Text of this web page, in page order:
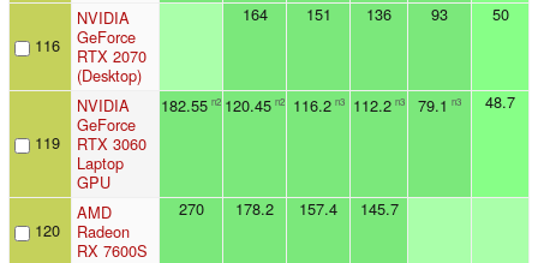
116
NVIDIA
GeForce
RTX 2070
(Desktop)
164 151 136 93 50
119
NVIDIA
GeForce
RTX 3060
Laptop
GPU
182.55 n2 120.45 n2 116.2 n3 112.2 n3 79.1 n3 48.7
120
AMD
Radeon
RX 7600S
270 178.2 157.4 145.7